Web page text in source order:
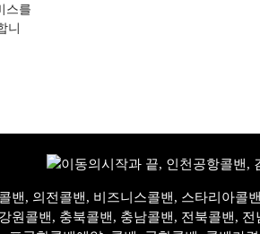
스를
니
밴, 의전콜밴, 비즈니스콜밴, 스타리아
원콜밴, 충북콜밴, 충남콜밴, 전북콜밴,